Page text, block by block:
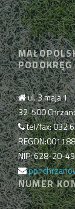
ul. 3 maja 1
32-500
tel/fax: 032
NIP: 628-20-
NUMER